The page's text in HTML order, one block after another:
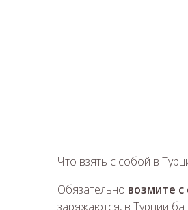
Что взять с собой в
Обязательно возмите с
заряжаются, в Турции